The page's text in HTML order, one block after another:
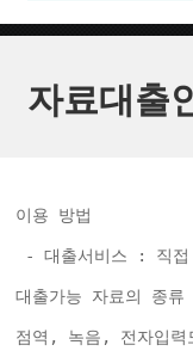
자료대출
이용 방법
- 대출서비스 : 직접
대출가능 자료의 종
점역, 녹음, 전자입